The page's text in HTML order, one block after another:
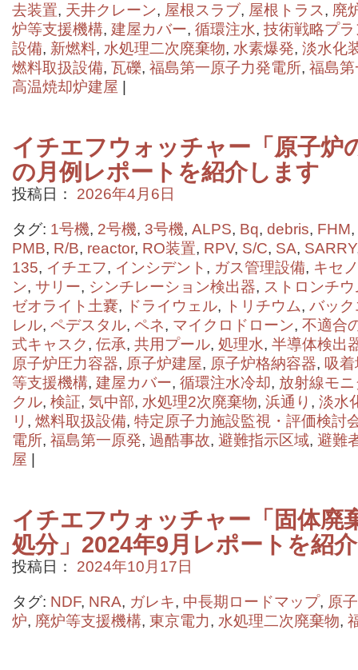
去装置, 天井クレーン, 屋根スラブ, 屋根トラス, 廃
炉等支援機構, 建屋カバー, 循環注水, 技術戦略プラ
設備, 新燃料, 水処理二次廃棄物, 水素爆発, 淡水化
燃料取扱設備, 瓦礫, 福島第一原子力発電所, 福島
高温焼却炉建屋
イチエフウォッチャー「原子炉
の月例レポートを紹介します
投稿日： 2026年4月6日
タグ: 1号機, 2号機, 3号機, ALPS, Bq, debris, FHM,
PMB, R/B, reactor, RO装置, RPV, S/C, SA, SARRY
135, イチエフ, インシデント , ガス管理設備, キセ
ン, サリー, シンチレーション検出器, ストロンチ
ゼオライト⼟嚢, ドライウェル, トリチウム, バッ
レル, ペデスタル, ペネ, マイクロドローン, 不適合
式キャスク, 伝承, 共用プール, 処理水, 半導体検出
原子炉圧力容器, 原子炉建屋, 原子炉格納容器, 吸
等支援機構, 建屋カバー, 循環注水冷却, 放射線モニ
クル, 検証, 気中部, 水処理2次廃棄物, 浜通り , 淡水
リ , 燃料取扱設備, 特定原子力施設監視・評価検討
電所, 福島第一原発, 過酷事故, 避難指示区域, 避難
屋
イチエフウォッチャー「固体廃
処分」2024年9月レポートを紹
投稿日： 2024年10月17日
タグ: NDF, NRA, ガレキ, 中長期ロードマップ, 原
炉, 廃炉等支援機構, 東京電力, 水処理二次廃棄物,